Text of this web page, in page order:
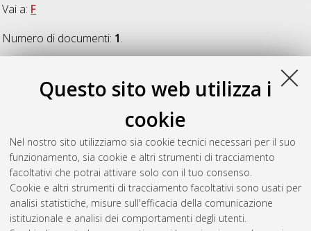
Questo sito web utilizza i
cookie
Nel nostro sito utilizziamo sia cookie tecnici necessari per il suo
funzionamento, sia cookie e altri strumenti di tracciamento
facoltativi che potrai attivare solo con il tuo consenso.
Cookie e altri strumenti di tracciamento facoltativi sono usati per
analisi statistiche, misure sull'efficacia della comunicazione
istituzionale e analisi dei comportamenti degli utenti.
Vai a: F
Numero di documenti: 1.
(2023)Full Virtualized 5G RAN in Distributed
Analysis.[Laurea magistrale], Università di Bologna, Corso di
Studio inTelecommunications engineering [LM-DM270]
Documento full-text non disponibile
Questa lista e' stata generata ilSun Aug 9 07:06:54 2026